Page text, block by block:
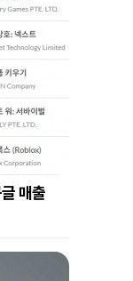
매출